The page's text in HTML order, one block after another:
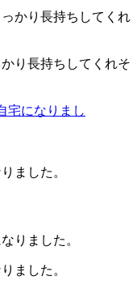
り長持ちしてくれそ
ました。
ました。